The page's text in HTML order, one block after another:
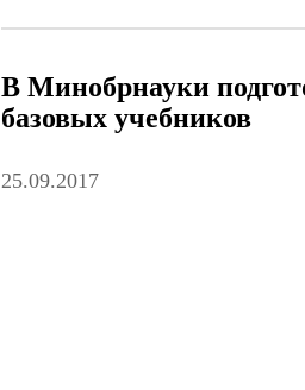
В Минобрнауки
базовых учебников
25.09.2017